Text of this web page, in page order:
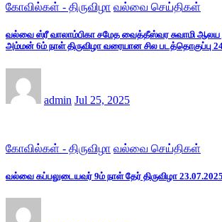
கோவில்கள் - திருவிழா வல்வை செய்திகள்
வல்வை ஸ்ரீ வாலாம்பிகா சமேத வைத்தீஸ்வர சுவாமி ஆலய
அம்மன் 6ம் நாள் திருவிழா வரையான சில படத்தொகுப்பு
admin Jul 25, 2025
கோவில்கள் - திருவிழா வல்வை செய்திகள்
வல்வை கப்பலுடையவர் 9ம் நாள் தேர் திருவிழா 23.07.2025